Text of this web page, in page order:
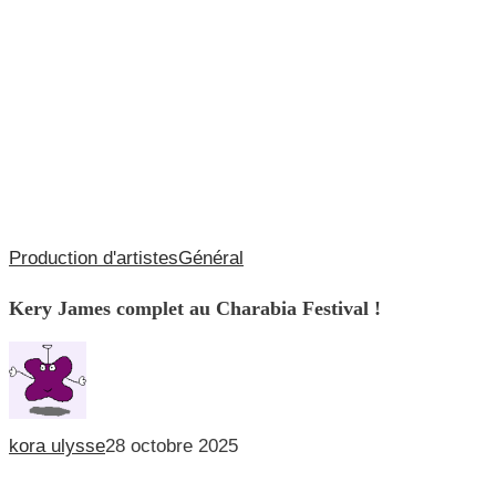
Production d'artistesGénéral
Kery James complet au Charabia Festival !
kora ulysse28 octobre 2025